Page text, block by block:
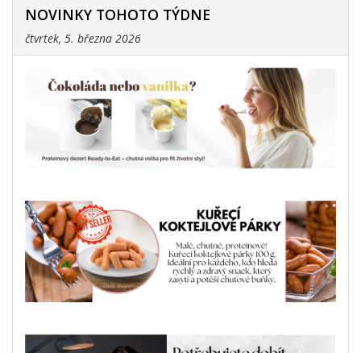
NOVINKY TOHOTO TÝDNE
čtvrtek, 5. března 2026